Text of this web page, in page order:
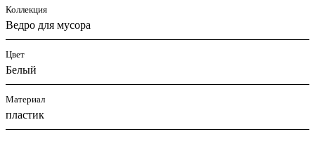
Коллекция
Ведро для мусора
Цвет
Белый
Материал
пластик